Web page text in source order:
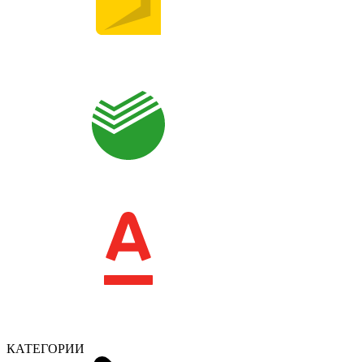
КАТЕГОРИИ